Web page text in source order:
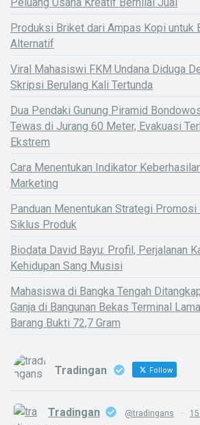
Produksi Briket dari Ampas Kopi untuk
Alternatif
Viral Mahasiswi FKM Undana Diduga
Skripsi Berulang Kali Tertunda
Dua Pendaki Gunung Piramid
Tewas di Jurang 60 Meter, Evakuasi
Ekstrem
Cara Menentukan Indikator
Marketing
Panduan Menentukan Strategi Promosi
Siklus Produk
Biodata David Bayu: Profil, Perjalanan
Kehidupan Sang Musisi
Mahasiswa di Bangka Tengah
Ganja di Bangunan Bekas Terminal
Barang Bukti 72,7 Gram
Tradingan Follow
Tradingan @tradingans ·